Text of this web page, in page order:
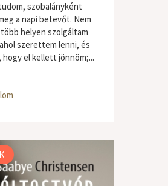
szobalányként
a napi betevőt. Nem
helyen szolgáltam
szerettem lenni, és
hogy el kellett jönnöm;...